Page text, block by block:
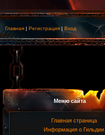
Главная | Регистрация | Вход
Меню сайта
Главная страница
Информация о Гильдии